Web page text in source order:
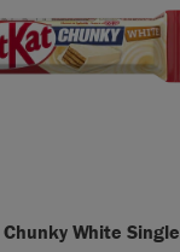
Chunky White Single